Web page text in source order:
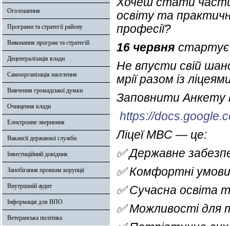
Оголошення
Програми та стратегії району
Виконання програм та стратегій
Децентралізація влади
Самоорганізація населення
Вивчення громадської думки
Очищення влади
Електронне звернення
Вакансії державної служби
Інвестиційний довідник
Запобігання проявам корупції
Внутрішній аудит
Інформація для ВПО
Ветеранська політика
освіту та
професії?
16 червня
Не впусти свій
мрії разом із
Заповнити Анкету
https://
Ліцеї МВС — це:
✅ Державне
✅ Комфортні
✅ Сучасна освіта
✅ Можливості для